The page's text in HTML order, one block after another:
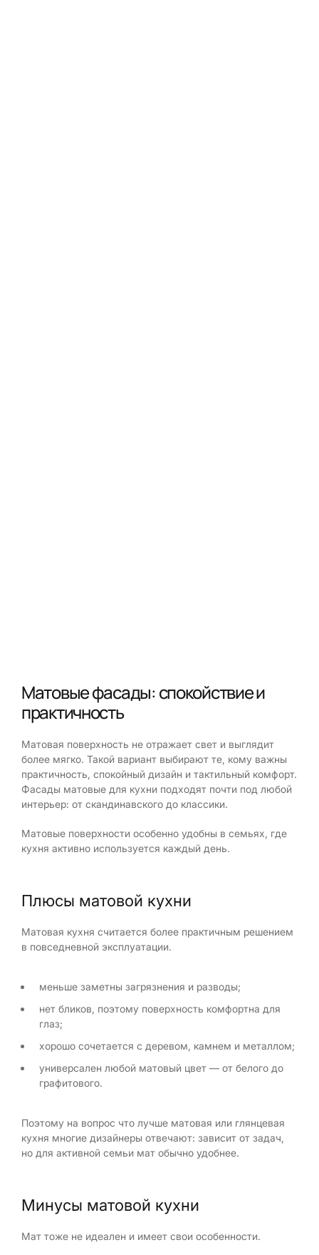
Матовые фасады: спокойствие и
практичность
Матовая поверхность не отражает свет и выглядит
более мягко. Такой вариант выбирают те, кому важны
практичность, спокойный дизайн и тактильный комфорт.
Фасады матовые для кухни подходят почти под любой
интерьер: от скандинавского до классики.
Матовые поверхности особенно удобны в семьях, где
кухня активно используется каждый день.
Плюсы матовой кухни
Матовая кухня считается более практичным решением
в повседневной эксплуатации.
меньше заметны загрязнения и разводы;
нет бликов, поэтому поверхность комфортна для
глаз;
хорошо сочетается с деревом, камнем и металлом;
универсален любой матовый цвет — от белого до
графитового.
Поэтому на вопрос что лучше матовая или глянцевая
кухня многие дизайнеры отвечают: зависит от задач,
но для активной семьи мат обычно удобнее.
Минусы матовой кухни
Мат тоже не идеален и имеет свои особенности.